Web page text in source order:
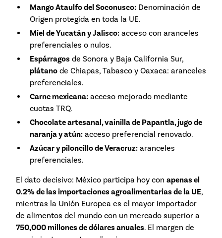
Mango Ataulfo del Soconusco: Denominación de
Origen protegida en toda la UE.
Miel de Yucatán y Jalisco: acceso con aranceles
preferenciales o nulos.
Espárragos de Sonora y Baja California Sur,
plátano de Chiapas, Tabasco y Oaxaca: aranceles
preferenciales.
Carne mexicana: acceso mejorado mediante
cuotas TRQ.
Chocolate artesanal, vainilla de Papantla, jugo de
naranja y atún: acceso preferencial renovado.
Azúcar y piloncillo de Veracruz: aranceles
preferenciales.
El dato decisivo: México participa hoy con apenas el
0.2% de las importaciones agroalimentarias de la UE,
mientras la Unión Europea es el mayor importador
de alimentos del mundo con un mercado superior a
750,000 millones de dólares anuales. El margen de